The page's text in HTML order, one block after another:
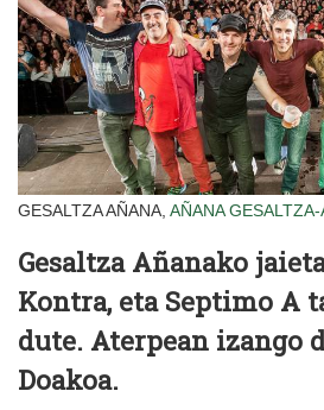
GESALTZA AÑANA, AÑANA GESALTZA-
Gesaltza Añanako
Kontra, eta Septimo A
dute. Aterpean izango
Doakoa.